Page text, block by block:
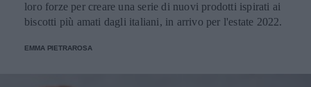
loro forze per creare una serie di nuovi prodotti ispirati ai
biscotti più amati dagli italiani, in arrivo per l'estate 2022.
EMMA PIETRAROSA